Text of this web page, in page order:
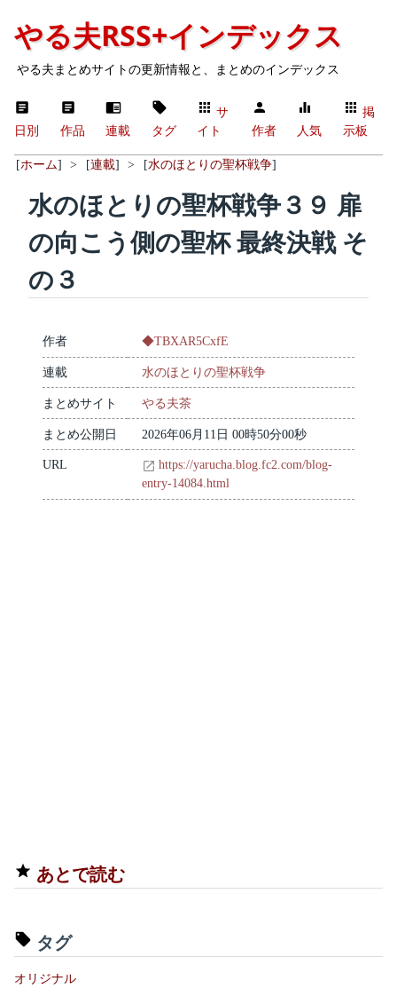
やる夫RSS+インデックス
やる夫まとめサイトの更新情報と、まとめのインデックス
日別 作品 連載 タグ
サ
イト
作者 人気
掲
示板
[ホーム] > [連載] > [水のほとりの聖杯戦争]
水のほとりの聖杯戦争３９ 扉
の向こう側の聖杯 最終決戦 そ
の３
作者 ◆TBXAR5CxfE
連載 水のほとりの聖杯戦争
まとめサイト やる夫茶
まとめ公開日 2026年06月11日 00時50分00秒
URL
https://yarucha.blog.fc2.com/blog-
entry-14084.html
あとで読む
タグ
オリジナル